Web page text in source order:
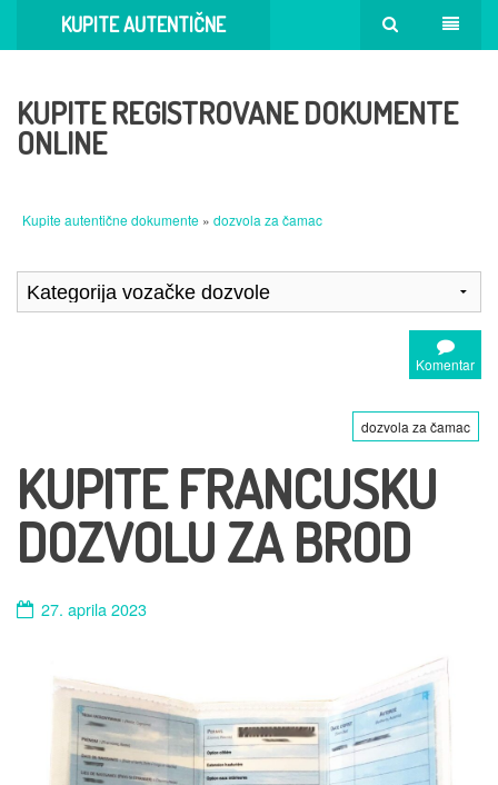
KUPITE AUTENTIČNE
KUPITE REGISTROVANE DOKUMENTE
ONLINE
Kupite autentične dokumente » dozvola za čamac
Komentar
dozvola za čamac
KUPITE FRANCUSKU
DOZVOLU ZA BROD
27. aprila 2023